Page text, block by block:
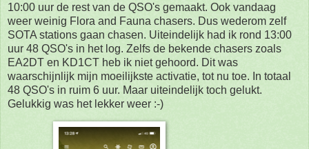
10:00 uur de rest van de QSO's gemaakt. Ook vandaag
weer weinig Flora and Fauna chasers. Dus wederom zelf
SOTA stations gaan chasen. Uiteindelijk had ik rond 13:00
uur 48 QSO's in het log. Zelfs de bekende chasers zoals
EA2DT en KD1CT heb ik niet gehoord. Dit was
waarschijnlijk mijn moeilijkste activatie, tot nu toe. In totaal
48 QSO's in ruim 6 uur. Maar uiteindelijk toch gelukt.
Gelukkig was het lekker weer :-)